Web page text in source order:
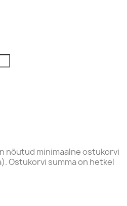
nõutud minimaalne ostukorvi
Ostukorvi summa on hetkel